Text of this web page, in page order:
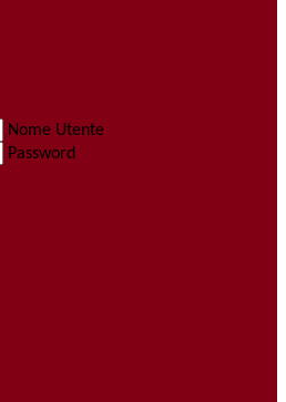
Nome Utente
Password